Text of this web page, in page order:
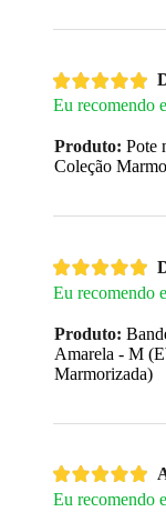
Eu recomendo
Produto: Pote
Coleção
Eu recomendo
Produto:
Amarela - M
Marmorizada)
Eu recomendo